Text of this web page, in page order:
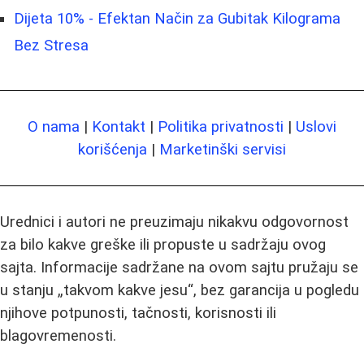
Dijeta 10% - Efektan Način za Gubitak Kilograma
Bez Stresa
O nama | Kontakt | Politika privatnosti | Uslovi
korišćenja | Marketinški servisi
Urednici i autori ne preuzimaju nikakvu odgovornost
za bilo kakve greške ili propuste u sadržaju ovog
sajta. Informacije sadržane na ovom sajtu pružaju se
u stanju „takvom kakve jesu“, bez garancija u pogledu
njihove potpunosti, tačnosti, korisnosti ili
blagovremenosti.